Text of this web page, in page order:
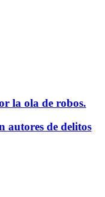
la ola de robos.
autores de delitos